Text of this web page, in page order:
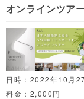
オンラインツア
日時：2022年10月
料金：2,000円